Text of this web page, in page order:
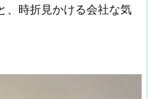
、時折見かける会社な気